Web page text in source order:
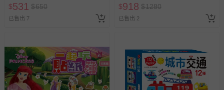
運送服務：目前提供的運送僅限台灣本島。如您位於離島地
區，可能會無法配送，或須依據商品需加收離島運費。廠商
商品實際的配達日期，可於訂單個人資料內的查詢訂單內，
已出貨通知之訊息為主。
如您收到商品，請依正常流程檢查是否完好，若商品遇瑕疵
$531 $650
已售出 7
$918 $1280
已售出 2